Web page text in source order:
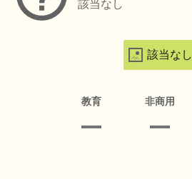
該当なし
該当なし
教育 非商用